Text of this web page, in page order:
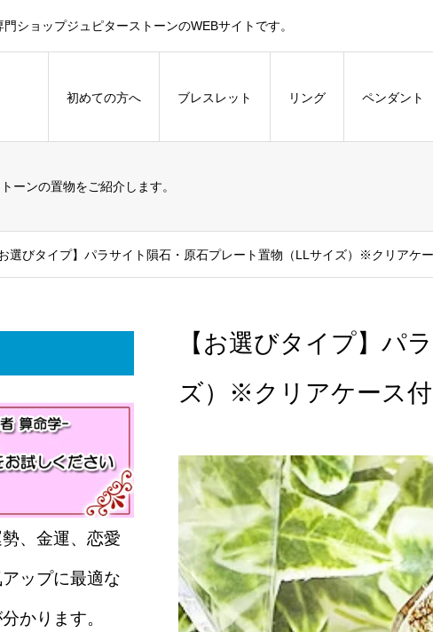
ショップジュピターストーンのWEBサイトです。
初めての方へ ブレスレット リング ペンダント
ーンの置物をご紹介します。
お選びタイプ】パラサイト隕石・原石プレート置物（LLサイズ）※クリアケ
【お選びタイプ】パ
ズ）※クリアケース付
、金運、恋愛
ップに最適な
かります。